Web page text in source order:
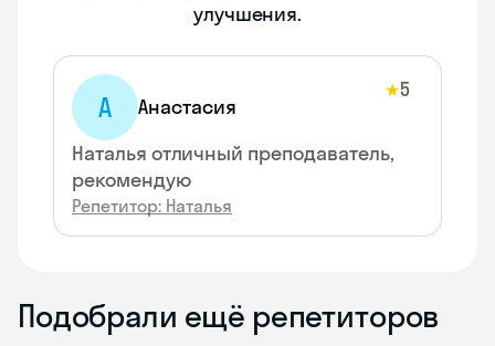
улучшения.
А Анастасия
★5
Наталья отличный преподаватель,
рекомендую
Репетитор: Наталья
Подобрали ещё репетиторов